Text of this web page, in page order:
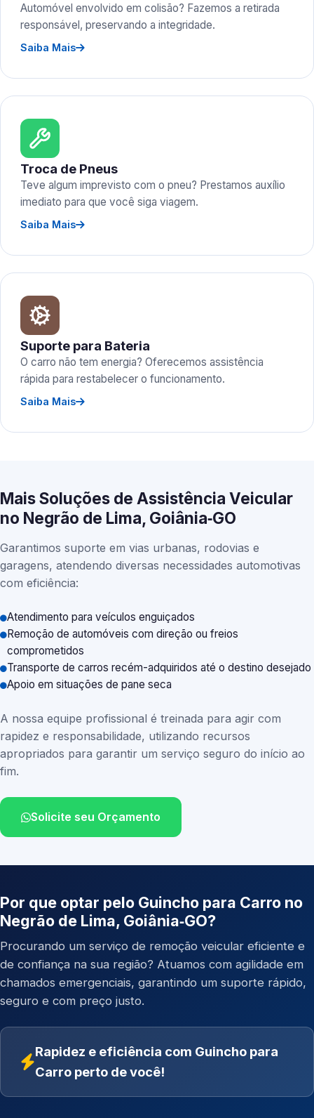
Automóvel envolvido em colisão? Fazemos a retirada
responsável, preservando a integridade.
Saiba Mais
Troca de Pneus
Teve algum imprevisto com o pneu? Prestamos auxílio
imediato para que você siga viagem.
Saiba Mais
Suporte para Bateria
O carro não tem energia? Oferecemos assistência
rápida para restabelecer o funcionamento.
Saiba Mais
Mais Soluções de Assistência Veicular
no Negrão de Lima, Goiânia‑GO
Garantimos suporte em vias urbanas, rodovias e
garagens, atendendo diversas necessidades automotivas
com eficiência:
Atendimento para veículos enguiçados
Remoção de automóveis com direção ou freios
comprometidos
Transporte de carros recém-adquiridos até o destino desejado
Apoio em situações de pane seca
A nossa equipe profissional é treinada para agir com
rapidez e responsabilidade, utilizando recursos
apropriados para garantir um serviço seguro do início ao
fim.
Solicite seu Orçamento
Por que optar pelo Guincho para Carro no
Negrão de Lima, Goiânia‑GO?
Procurando um serviço de remoção veicular eficiente e
de confiança na sua região? Atuamos com agilidade em
chamados emergenciais, garantindo um suporte rápido,
seguro e com preço justo.
Rapidez e eficiência com Guincho para
Carro perto de você!